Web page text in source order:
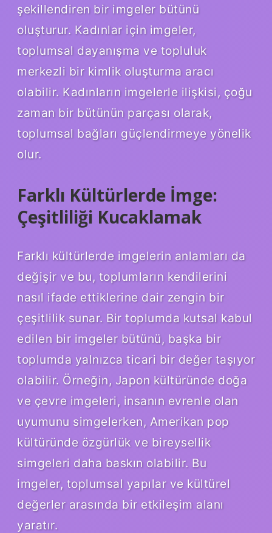
şekillendiren bir imgeler bütünü
oluşturur. Kadınlar için imgeler,
toplumsal dayanışma ve topluluk
merkezli bir kimlik oluşturma aracı
olabilir. Kadınların imgelerle ilişkisi, çoğu
zaman bir bütünün parçası olarak,
toplumsal bağları güçlendirmeye yönelik
olur.
Farklı Kültürlerde İmge:
Çeşitliliği Kucaklamak
Farklı kültürlerde imgelerin anlamları da
değişir ve bu, toplumların kendilerini
nasıl ifade ettiklerine dair zengin bir
çeşitlilik sunar. Bir toplumda kutsal kabul
edilen bir imgeler bütünü, başka bir
toplumda yalnızca ticari bir değer taşıyor
olabilir. Örneğin, Japon kültüründe doğa
ve çevre imgeleri, insanın evrenle olan
uyumunu simgelerken, Amerikan pop
kültüründe özgürlük ve bireysellik
simgeleri daha baskın olabilir. Bu
imgeler, toplumsal yapılar ve kültürel
değerler arasında bir etkileşim alanı
yaratır.